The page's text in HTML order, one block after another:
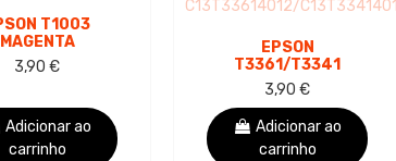
T1003
MAGENTA
DE TINTA
GENÉRICO -
3,90 €
Adicionar ao
carrinho
EPSON
T3361/T3341
(33XL) PRETO FOTO
CARTUCHO DE TINTA
GENÉRICO -
SUBSTITUI...
3,90 €
Adicionar ao
carrinho